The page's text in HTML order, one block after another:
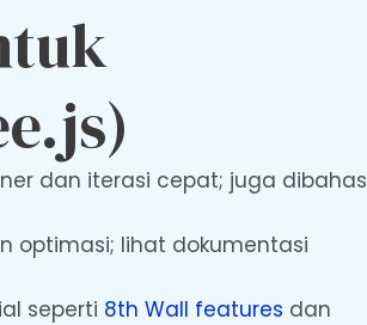
dan iterasi cepat; juga dibahas
optimasi; lihat dokumentasi
seperti 8th Wall features dan